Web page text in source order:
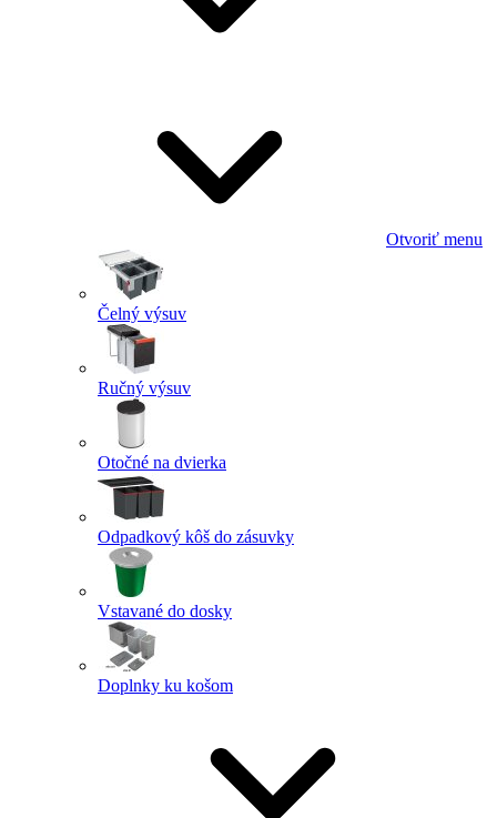
Otvoriť menu
Čelný výsuv
Ručný výsuv
Otočné na dvierka
Odpadkový kôš do zásuvky
Vstavané do dosky
Doplnky ku košom